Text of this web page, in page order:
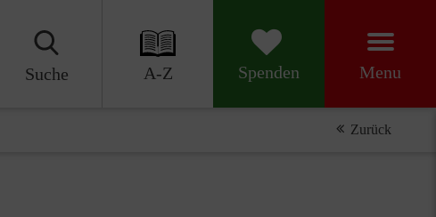
Suche A-Z Spenden Menu
Zurück